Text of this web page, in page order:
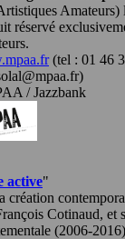
Amateurs)
réservé
(tel : 01 46
/ Jazzbank
active"
création
Cotinaud, et
(2006-